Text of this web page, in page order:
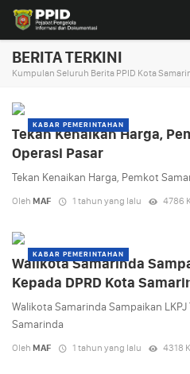
BERITA TERKINI
Kumpulan Seluruh Berita PPID Kota
KABAR PEMERINTAHAN
Tekan Kenaikan Harga,
Operasi Pasar
Tekan Kenaikan Harga, Pemkot
Oleh MAF 1 tahun yang lalu 4786
KABAR PEMERINTAHAN
Walikota Samarinda
Kepada DPRD Kota
Walikota Samarinda Sampaikan
Samarinda
Oleh MAF 1 tahun yang lalu 4318